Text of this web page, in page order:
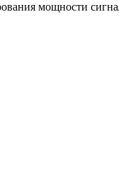
мощности